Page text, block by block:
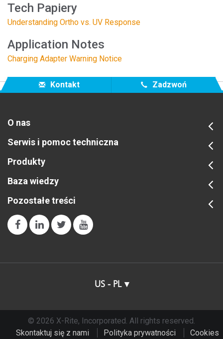
Tech Papiery
Understanding Ortho vs. UV Response
Application Notes
Charging Adapter Warning Notice
Kontakt Zadzwoń
O nas
Serwis i pomoc techniczna
Produkty
Baza wiedzy
Pozostałe treści
US - PL
© 2026 X-Rite, Incorporated. All rights reserved.
Skontaktuj się z nami
Polityka prywatności Cookies